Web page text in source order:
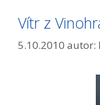
Vítr z
5.10.2010 autor: